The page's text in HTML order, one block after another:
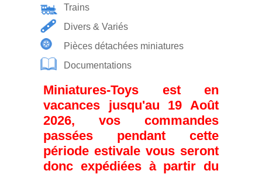
Trains
Divers & Variés
Pièces détachées miniatures
Documentations
Miniatures-Toys est en
vacances jusqu'au 19 Août
2026, vos commandes
passées pendant cette
période estivale vous seront
donc expédiées à partir du